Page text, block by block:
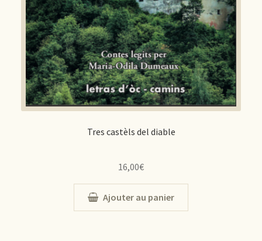
Tres castèls del diable
16,00€
Ajouter au panier